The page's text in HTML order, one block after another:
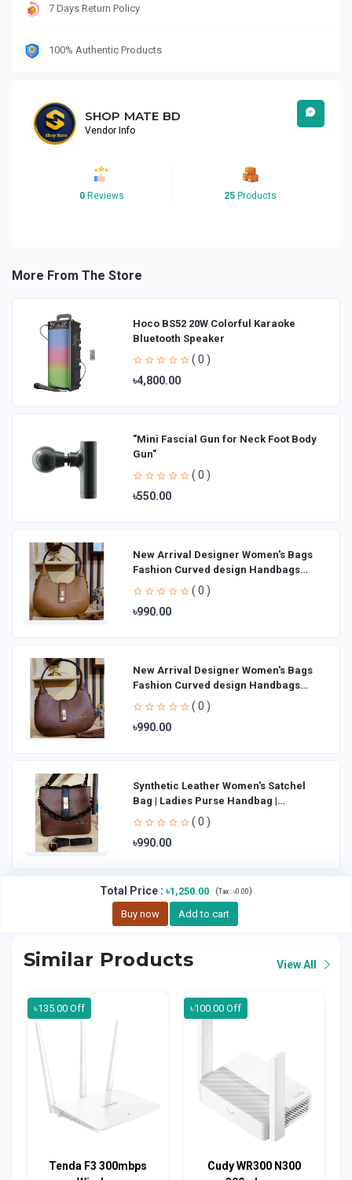
7 Days Return Policy
100% Authentic Products
SHOP MATE BD
Vendor Info
0 Reviews 25 Products
More From The Store
Hoco BS52 20W Colorful Karaoke
Bluetooth Speaker
( 0 )
৳4,800.00
"Mini Fascial Gun for Neck Foot Body
Gun"
( 0 )
৳550.00
New Arrival Designer Women′s Bags
Fashion Curved design Handbags
Shoulder Bag La
( 0 )
৳990.00
New Arrival Designer Women′s Bags
Fashion Curved design Handbags
Shoulder Bag La
( 0 )
৳990.00
Synthetic Leather Women's Satchel
Bag | Ladies Purse Handbag |
Handheld Bag | Sl
( 0 )
৳990.00
Total Price : ৳1,250.00 (Tax : ৳0.00)
Buy now Add to cart
Similar Products View All
৳135.00 Off
Tenda F3 300mbps
৳100.00 Off
Cudy WR300 N300